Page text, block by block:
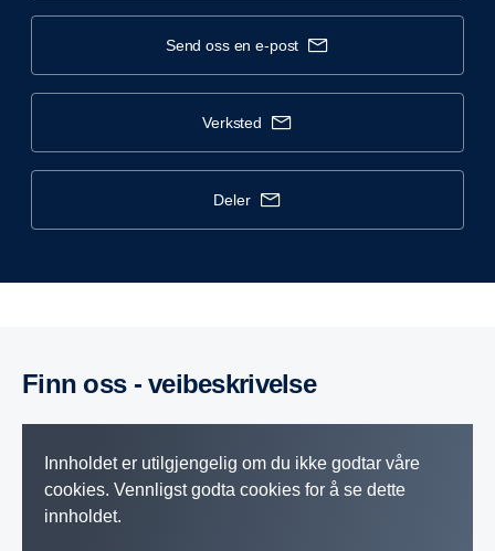
send oss en e-post
verksted
deler
Finn oss - veibeskrivelse
Innholdet er utilgjengelig om du ikke godtar våre
cookies. Vennligst godta cookies for å se dette
innholdet.